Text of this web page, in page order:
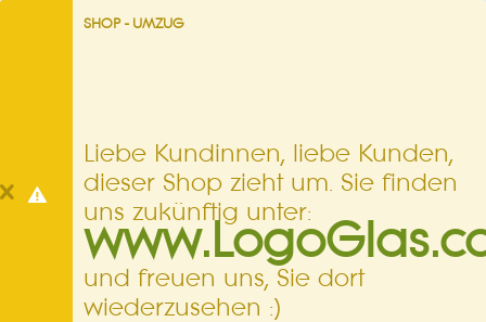
SHOP - UMZUG
Liebe Kundinnen, liebe Kunden,
dieser Shop zieht um. Sie finden
uns zukünftig unter:
und freuen uns, Sie dort
wiederzusehen :)